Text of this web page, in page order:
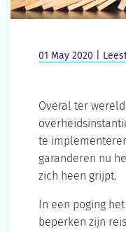
01 May 2020 |
Overal ter
te
garanderen nu
zich heen grijpt.
In een poging
beperken zijn